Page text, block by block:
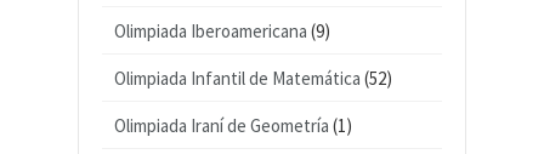
Olimpiada Iberoamericana (9)
Olimpiada Infantil de Matemática (52)
Olimpiada Iraní de Geometría (1)